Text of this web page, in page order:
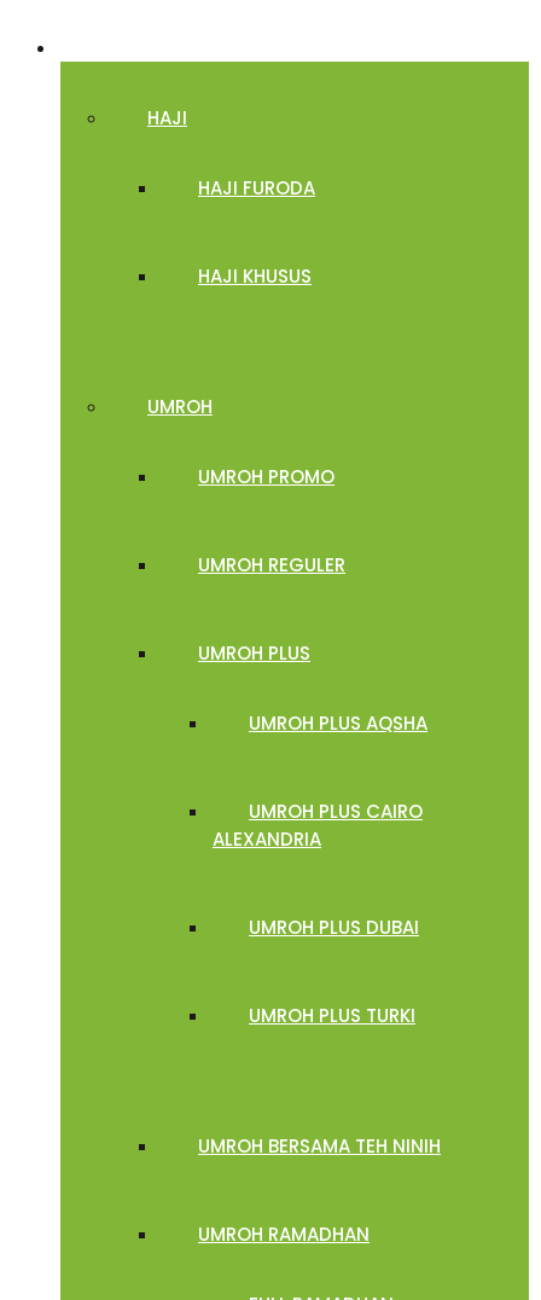
HAJI
HAJI FURODA
HAJI KHUSUS
UMROH
UMROH PROMO
UMROH REGULER
UMROH PLUS
UMROH PLUS AQSHA
UMROH PLUS CAIRO
ALEXANDRIA
UMROH PLUS DUBAI
UMROH PLUS TURKI
UMROH BERSAMA TEH NINIH
UMROH RAMADHAN